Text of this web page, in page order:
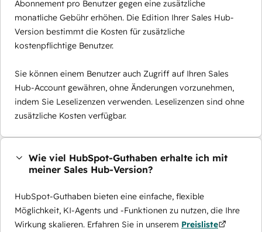
Abonnement pro Benutzer gegen eine zusätzliche
monatliche Gebühr erhöhen. Die Edition Ihrer Sales Hub-
Version bestimmt die Kosten für zusätzliche
kostenpflichtige Benutzer.
Sie können einem Benutzer auch Zugriff auf Ihren Sales
Hub-Account gewähren, ohne Änderungen vorzunehmen,
indem Sie Leselizenzen verwenden. Leselizenzen sind ohne
zusätzliche Kosten verfügbar.
Wie viel HubSpot-Guthaben erhalte ich mit
meiner Sales Hub-Version?
HubSpot-Guthaben bieten eine einfache, flexible
Möglichkeit, KI-Agents und -Funktionen zu nutzen, die Ihre
Wirkung skalieren. Erfahren Sie in unserem Preisliste